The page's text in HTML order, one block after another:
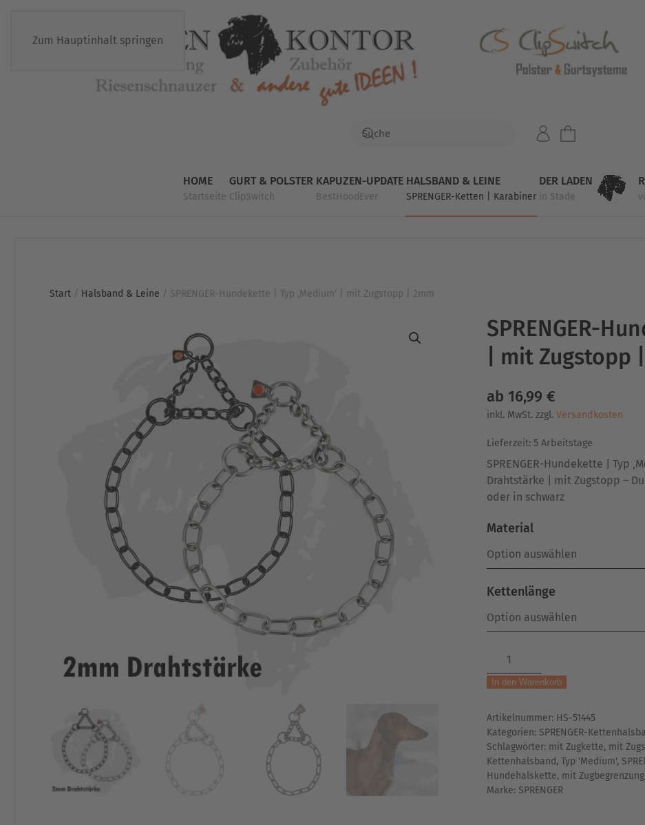
Zum Hauptinhalt springen
HOME
Startseite
GURT & POLSTER
ClipSwitch
KAPUZEN-UPDATE
BestHoodEver
HALSBAND & LEINE
SPRENGER-Ketten | Karabiner
DER LADEN
in Stade
Start / Halsband & Leine / SPRENGER-Hundekette | Typ ‚Medium‘ | mit Zugstopp | 2mm
SPRENGER-
| mit Zugstopp
ab 16,99 €
inkl. MwSt. zzgl. Versandkosten
Lieferzeit: 5 Arbeitstage
SPRENGER-Hundekette | Typ
Drahtstärke | mit Zugstopp –
oder in schwarz
Material
Kettenlänge
SPRENGER-
|
'Medium'
|
mit
Zugstopp
|
In den Warenkorb
Artikelnummer: HS-51445
Kategorien: SPRENGER-
Schlagwörter: mit Zugkette, mit
Kettenhalsband, Typ 'Medium',
Hundehalskette, mit Zugbegrenzung
Marke: SPRENGER